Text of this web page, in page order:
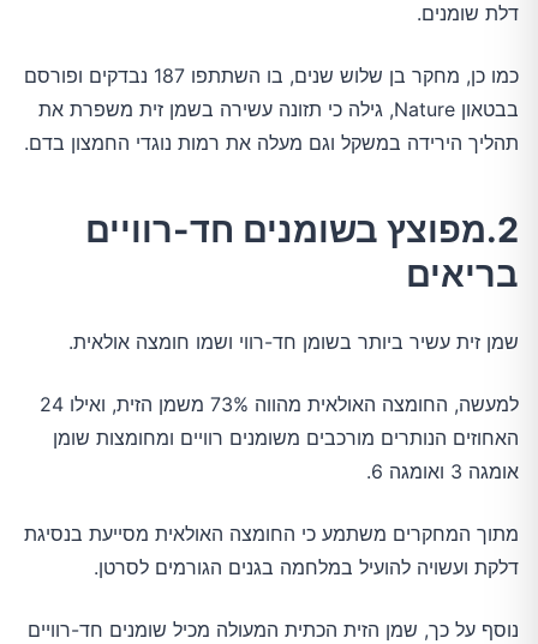
דלת שומנים.
כמו כן, מחקר בן שלוש שנים, בו השתתפו 187 נבדקים ופורסם
בבטאון Nature, גילה כי תזונה עשירה בשמן זית משפרת את
תהליך הירידה במשקל וגם מעלה את רמות נוגדי החמצון בדם.
2.מפוצץ בשומנים חד-רוויים
בריאים
שמן זית עשיר ביותר בשומן חד-רווי ושמו חומצה אולאית.
למעשה, החומצה האולאית מהווה 73% משמן הזית, ואילו 24
האחוזים הנותרים מורכבים משומנים רוויים ומחומצות שומן
אומגה 3 ואומגה 6.
מתוך המחקרים משתמע כי החומצה האולאית מסייעת בנסיגת
דלקת ועשויה להועיל במלחמה בגנים הגורמים לסרטן.
נוסף על כך, שמן הזית הכתית המעולה מכיל שומנים חד-רוויים